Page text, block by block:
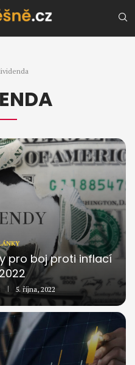
pro boj proti inflací
5. října, 2022